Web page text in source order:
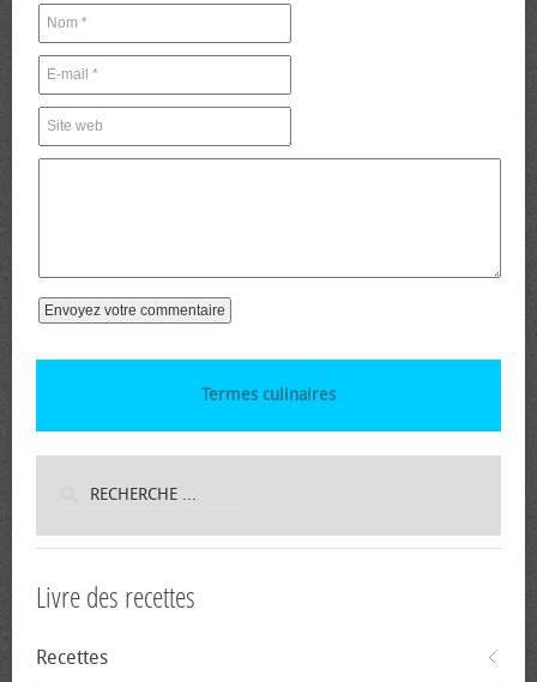
Termes culinaires
Livre des recettes
Recettes